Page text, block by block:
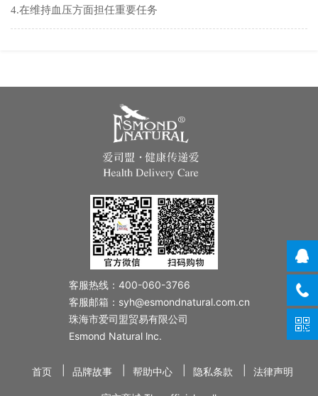
4.在维持血压方面担任重要任务
客服热线：400-060-3766
客服邮箱：syh@esmondnatural.com.cn
珠海市爱司盟贸易有限公司
Esmond Natural lnc.
首页 品牌故事 帮助中心 隐私条款 法律声明